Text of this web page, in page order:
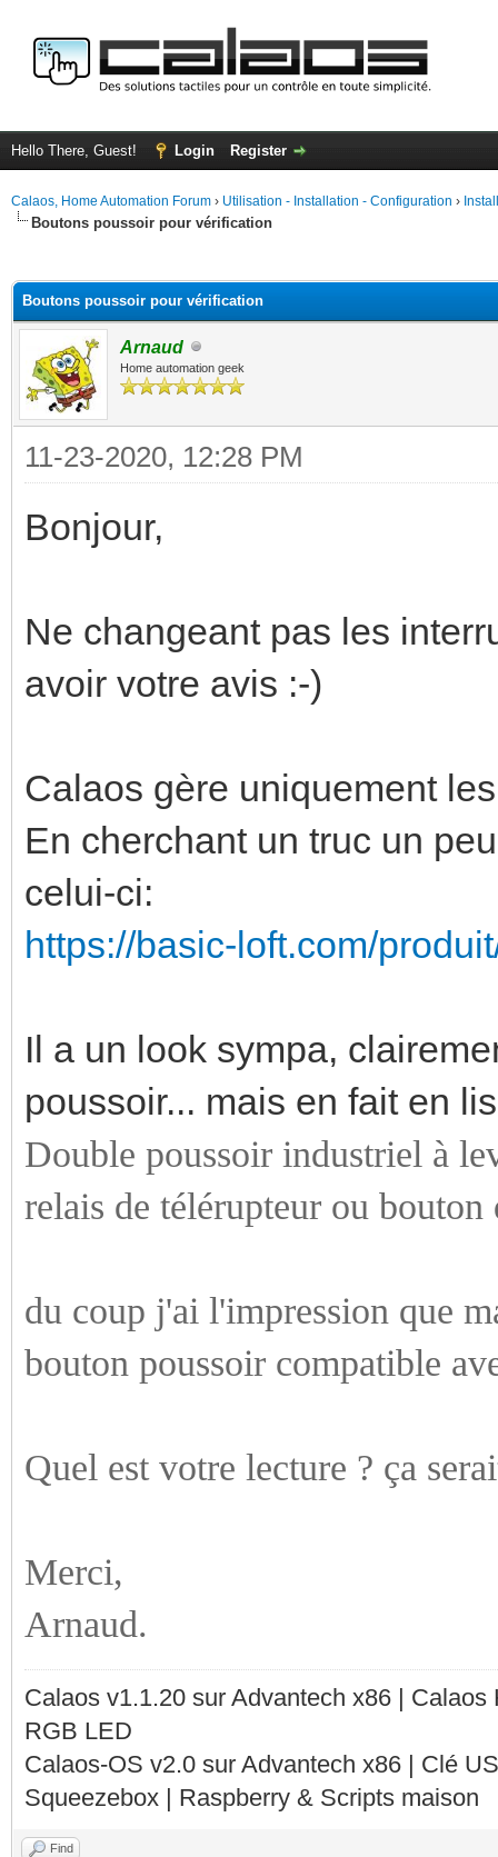
Hello There, Guest! Login Register
Calaos, Home Automation Forum › Utilisation - Installation - Configuration ›
Boutons poussoir pour vérification
Boutons poussoir pour vérification
Arnaud
Home automation geek
11-23-2020, 12:28 PM
Bonjour,
Ne changeant pas les
avoir votre avis :-)
Calaos gère uniquement
En cherchant un truc un
celui-ci:
https://basic-loft.com/
Il a un look sympa,
poussoir... mais en fait en
Double poussoir industriel à
relais de télérupteur ou
du coup j'ai l'impression que
bouton poussoir compatible
Quel est votre lecture ? ça
Merci,
Arnaud.
Calaos v1.1.20 sur Advantech x86 |
RGB LED
Calaos-OS v2.0 sur Advantech x86 | Clé
Squeezebox | Raspberry & Scripts maison
Find